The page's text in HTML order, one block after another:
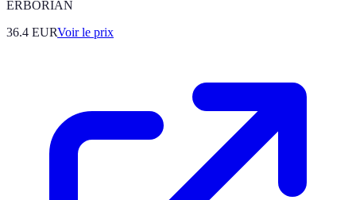
ERBORIAN
36.4 EURVoir le prix